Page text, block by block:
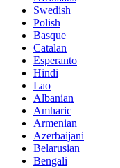
Swedish
Polish
Basque
Catalan
Esperanto
Hindi
Lao
Albanian
Amharic
Armenian
Azerbaijani
Belarusian
Bengali